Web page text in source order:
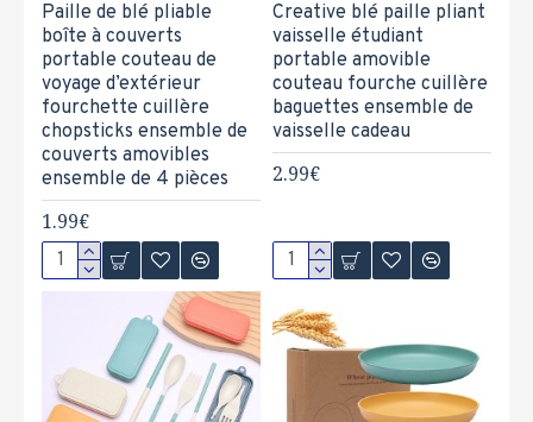
Paille de blé pliable
boîte à couverts
portable couteau de
voyage d’extérieur
fourchette cuillère
chopsticks ensemble de
couverts amovibles
ensemble de 4 pièces
1.99€
Creative blé paille pliant
vaisselle étudiant
portable amovible
couteau fourche cuillère
baguettes ensemble de
vaisselle cadeau
2.99€